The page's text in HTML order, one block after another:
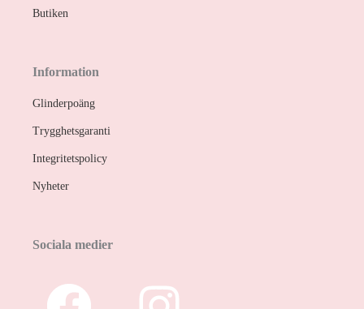
Butiken
Information
Glinderpoäng
Trygghetsgaranti
Integritetspolicy
Nyheter
Sociala medier